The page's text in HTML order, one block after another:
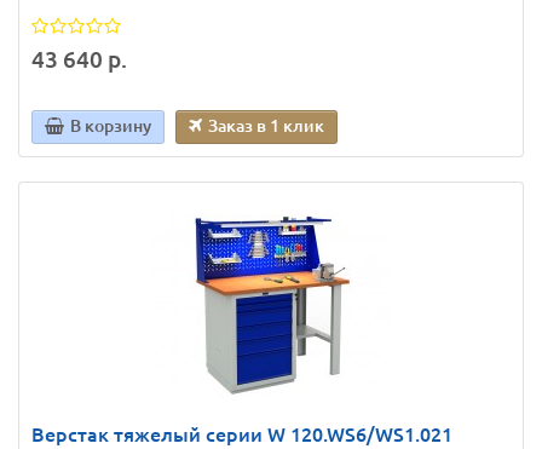
43 640 р.
В корзину Заказ в 1 клик
Верстак тяжелый серии W 120.WS6/WS1.021